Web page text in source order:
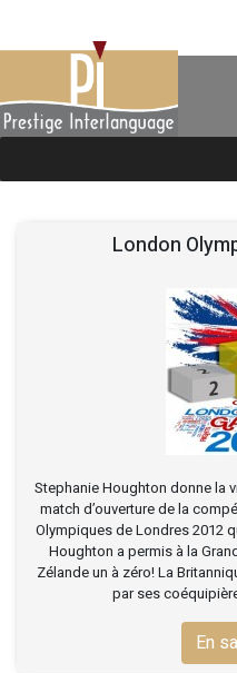
London
Stephanie Houghton donne la
match d’ouverture de la
Olympiques de Londres 2012
Houghton a permis à la
Zélande un à zéro! La
par ses
En